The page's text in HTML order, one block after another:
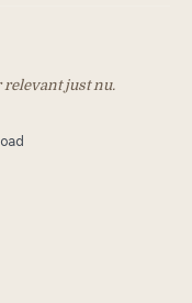
relevant just nu.